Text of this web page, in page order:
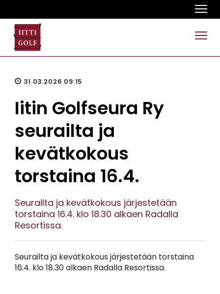
31.03.2026 09:15
Iitin Golfseura Ry
seurailta ja
kevätkokous
torstaina 16.4.
Seurailta ja kevätkokous järjestetään
torstaina 16.4. klo 18.30 alkaen Radalla
Resortissa.
Seurailta ja kevätkokous järjestetään torstaina
16.4. klo 18.30 alkaen Radalla Resortissa.